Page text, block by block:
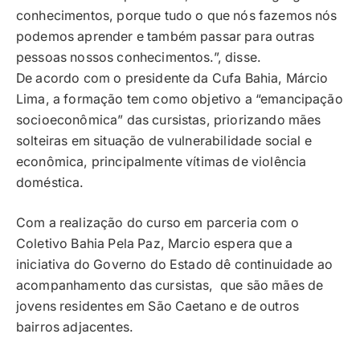
conhecimentos, porque tudo o que nós fazemos nós
podemos aprender e também passar para outras
pessoas nossos conhecimentos.”, disse.
De acordo com o presidente da Cufa Bahia, Márcio
Lima, a formação tem como objetivo a “emancipação
socioeconômica” das cursistas, priorizando mães
solteiras em situação de vulnerabilidade social e
econômica, principalmente vítimas de violência
doméstica.
Com a realização do curso em parceria com o
Coletivo Bahia Pela Paz, Marcio espera que a
iniciativa do Governo do Estado dê continuidade ao
acompanhamento das cursistas, que são mães de
jovens residentes em São Caetano e de outros
bairros adjacentes.